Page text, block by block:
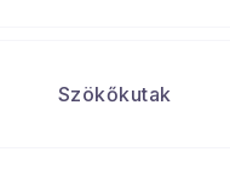
Szökőkutak